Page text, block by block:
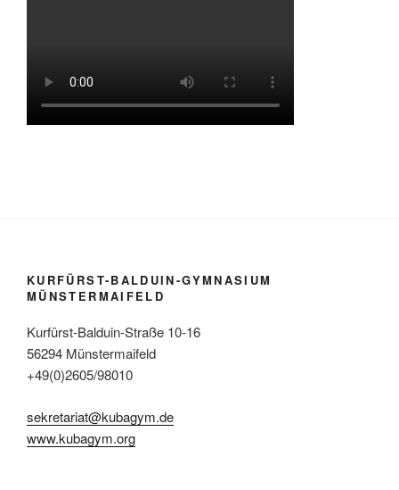
KURFÜRST-BALDUIN-GYMNASIUM
MÜNSTERMAIFELD
Kurfürst-Balduin-Straße 10-16
56294 Münstermaifeld
+49(0)2605/98010
sekretariat@kubagym.de
www.kubagym.org